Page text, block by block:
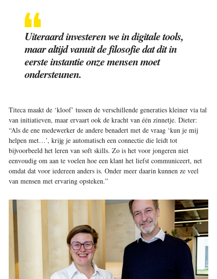
Uiteraard investeren we in digitale tools,
maar altijd vanuit de filosofie dat dit in
eerste instantie onze mensen moet
ondersteunen.
Titeca maakt de ‘kloof’ tussen de verschillende generaties kleiner via tal
van initiatieven, maar ervaart ook de kracht van één zinnetje. Dieter:
“Als de ene medewerker de andere benadert met de vraag ‘kun je mij
helpen met…’, krijg je automatisch een connectie die leidt tot
bijvoorbeeld het leren van soft skills. Zo is het voor jongeren niet
eenvoudig om aan te voelen hoe een klant het liefst communiceert, net
omdat dat voor iedereen anders is. Onder meer daarin kunnen ze veel
van mensen met ervaring opsteken.”